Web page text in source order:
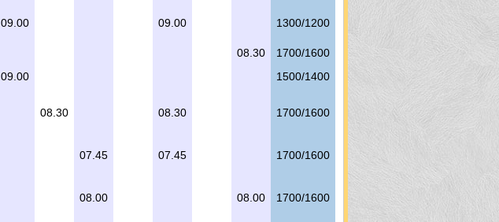
09.00 09.00 1300/1200
08.30
1700/1600
09.00
1500/1400
08.30 08.30 1700/1600
07.45 07.45 1700/1600
08.00 08.00 1700/1600